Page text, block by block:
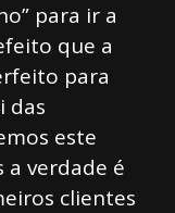
para ir a
que a
para
das
este
a verdade é
clientes